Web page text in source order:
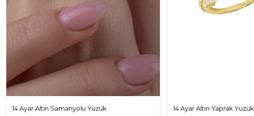
14 Ayar Altın Samanyolu Yüzük 14 Ayar Altın Yaprak Yüzük